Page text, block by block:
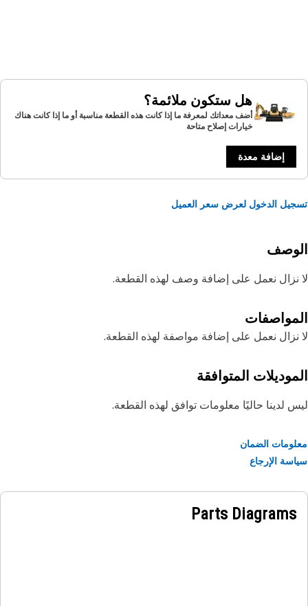
هل ستكون ملائمة؟
أضف معداتك لمعرفة ما إذا كانت هذه القطعة مناسبة أو ما إذا كانت هناك
خيارات إصلاح متاحة
إضافة معدة
الدخول لعرض سعر العميل
نزال نعمل على إضافة وصف لهذه القطعة.
نعمل على إضافة مواصفة لهذه القطعة.
المتوافقة
لدينا حاليًا معلومات توافق لهذه القطعة.
الضمان
الإرجاع
Parts Diagrams